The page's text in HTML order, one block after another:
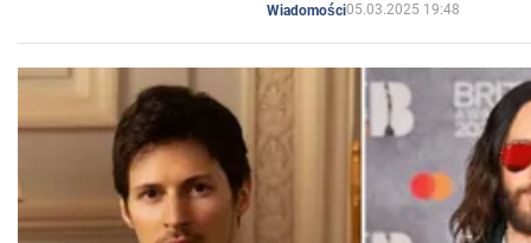
Wiadomości05.03.2025 19:48